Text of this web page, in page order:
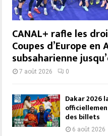
CANAL+ rafle les
Coupes d’Europe en
subsaharienne
7 août 2026 0
Dakar 2026
des billets
6 août 2026